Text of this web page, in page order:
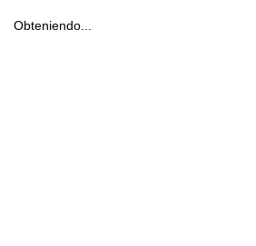
Obteniendo...